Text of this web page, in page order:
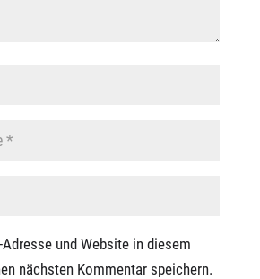
Adresse und Website in diesem
nächsten Kommentar speichern.